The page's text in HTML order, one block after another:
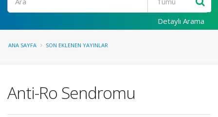
Detaylı Arama
ANA SAYFA SON EKLENEN YAYINLAR
Anti-Ro Sendromu